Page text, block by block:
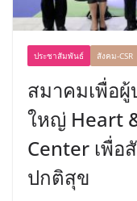
ประชาสัมพันธ์ สังคม-CSR
สมาคมเพื่อ
ใหญ่ Heart
Center เพื่อ
ปกติสุข